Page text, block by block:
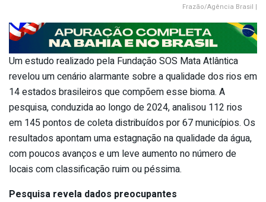
Frazão/Agência Brasil |
Um estudo realizado pela Fundação SOS Mata Atlântica
revelou um cenário alarmante sobre a qualidade dos rios em
14 estados brasileiros que compõem esse bioma. A
pesquisa, conduzida ao longo de 2024, analisou 112 rios
em 145 pontos de coleta distribuídos por 67 municípios. Os
resultados apontam uma estagnação na qualidade da água,
com poucos avanços e um leve aumento no número de
locais com classificação ruim ou péssima.
Pesquisa revela dados preocupantes